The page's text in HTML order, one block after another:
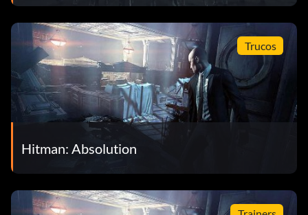
Trucos
Hitman: Absolution